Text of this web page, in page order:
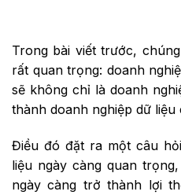
Trong bài viết trước,
rất quan trọng: doanh
sẽ không chỉ là doanh
thành doanh nghiệp dữ
Điều đó đặt ra một câu
liệu ngày càng quan
ngày càng trở thành lợi